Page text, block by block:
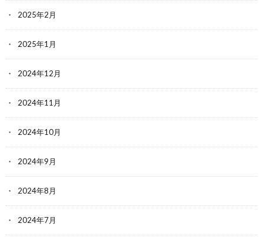
2025年2月
2025年1月
2024年12月
2024年11月
2024年10月
2024年9月
2024年8月
2024年7月